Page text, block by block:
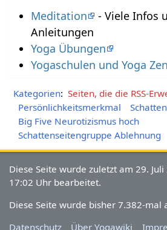
Meditation
- Viele Infos
Anleitungen
Yoga Übungen
Yogaschulen und Yoga
Kategorien: Seiten, die die RSS-
Persönlichkeitsmerkmal
Big Five Neurotizismus hoch
Schattenseitengruppe Ablehnung
Diese Seite wurde zuletzt am 29.
17:02 Uhr bearbeitet.
Diese Seite wurde bisher 7.382-mal
Datenschutz
Über Yogawiki